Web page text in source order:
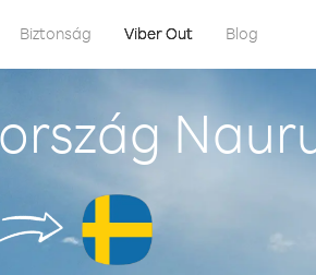
Biztonság Viber Out Blog